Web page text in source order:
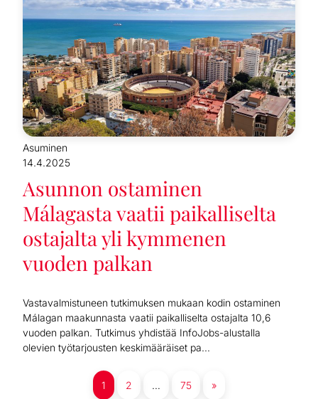
Asuminen
14.4.2025
Asunnon ostaminen
Málagasta vaatii paikalliselta
ostajalta yli kymmenen
vuoden palkan
Vastavalmistuneen tutkimuksen mukaan kodin ostaminen
Málagan maakunnasta vaatii paikalliselta ostajalta 10,6
vuoden palkan. Tutkimus yhdistää InfoJobs-alustalla
olevien työtarjousten keskimääräiset pa...
1 2 … 75 »